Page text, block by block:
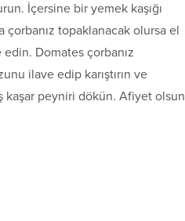
İçersine bir yemek kaşığı
çorbanız topaklanacak olursa el
Domates çorbanız
ilave edip karıştırın ve
kaşar peyniri dökün. Afiyet olsun